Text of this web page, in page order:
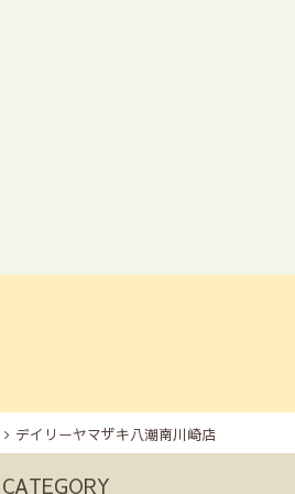
デイリーヤマザキ八潮南川崎店
CATEGORY